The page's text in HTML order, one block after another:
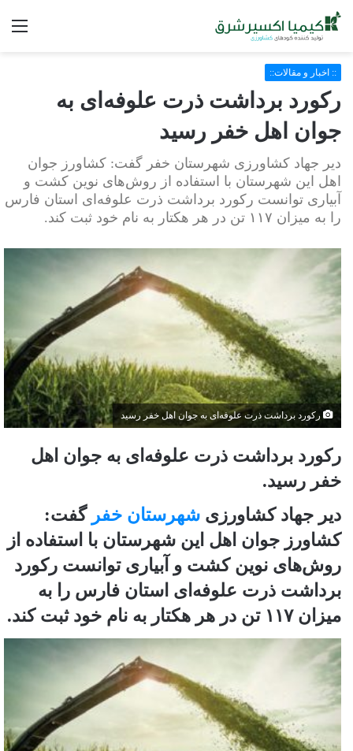
:: اخبار و مقالات::
رکورد برداشت ذرت علوفه‌ای به
جوان اهل خفر رسید
دیر جهاد کشاورزی شهرستان خفر گفت: کشاورز جوان
اهل این شهرستان با استفاده از روش‌های نوین کشت و
آبیاری توانست رکورد برداشت ذرت علوفه‌ای استان فارس
را به میزان ۱۱۷ تن در هر هکتار به نام خود ثبت کند.
رکورد برداشت ذرت علوفه‌ای به جوان اهل خفر رسید
رکورد برداشت ذرت علوفه‌ای به جوان اهل
خفر رسید.
دیر جهاد کشاورزی شهرستان خفر گفت:
کشاورز جوان اهل این شهرستان با استفاده از
روش‌های نوین کشت و آبیاری توانست رکورد
برداشت ذرت علوفه‌ای استان فارس را به
میزان ۱۱۷ تن در هر هکتار به نام خود ثبت کند.